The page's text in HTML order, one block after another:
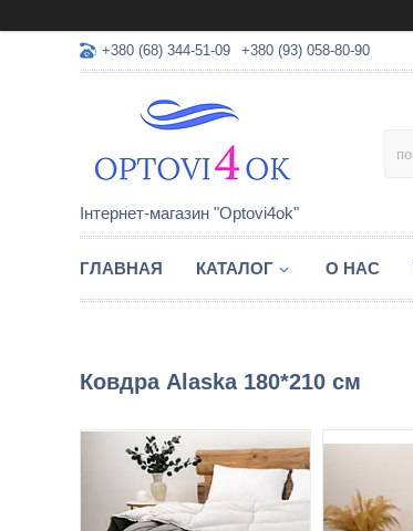
+380 (68) 344-51-09 +380 (93) 058-80-90
Інтернет-магазин "Optovi4ok"
ГЛАВНАЯ КАТАЛОГ О НАС
Ковдра Alaska 180*210 см